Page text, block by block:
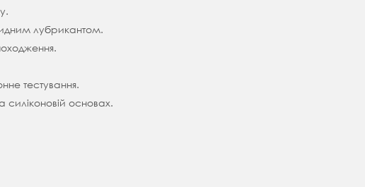
лубрикантом.
тестування.
силіконовій основах.